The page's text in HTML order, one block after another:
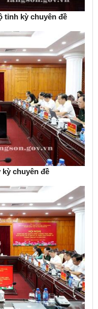
tỉnh kỳ chuyên đề
chuyên đề